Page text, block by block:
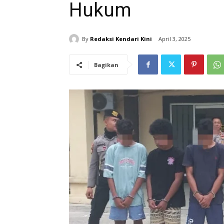
Hukum
By Redaksi Kendari Kini April 3, 2025
Bagikan